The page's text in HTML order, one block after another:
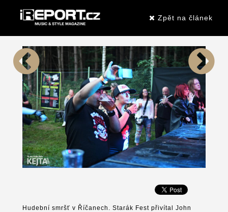
Zpět na článek
Hudební smršť v Říčanech. Starák Fest přivítal John